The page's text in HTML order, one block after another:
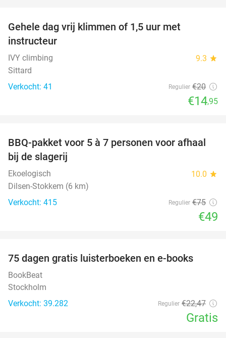
Gehele dag vrij klimmen of 1,5 uur met
instructeur
IVY climbing 9.3 star
Sittard
Verkocht: 41
Regulier €20
€14,95
35%
BBQ-pakket voor 5 à 7 personen voor afhaal
bij de slagerij
Ekoelogisch 10.0 star
Dilsen-Stokkem (6 km)
Verkocht: 415
Regulier €75
€49
75 dagen gratis luisterboeken en e-books
BookBeat
Stockholm
Verkocht: 39.282
Regulier €22,47
Gratis